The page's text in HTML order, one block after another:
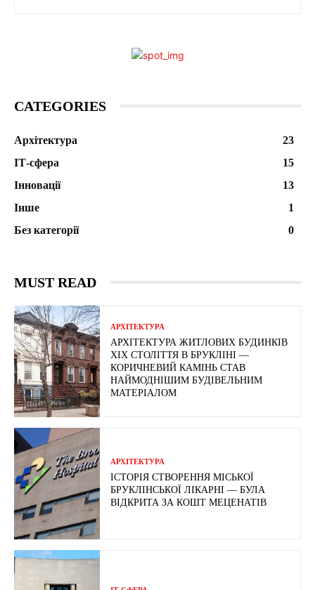
CATEGORIES
Архітектура
23
ІТ-сфера
15
Інновації
13
Інше
1
Без категорії
0
MUST READ
АРХІТЕКТУРА
АРХІТЕКТУРА ЖИТЛОВИХ БУДИНКІВ
ХІХ СТОЛІТТЯ В БРУКЛІНІ —
КОРИЧНЕВИЙ КАМІНЬ СТАВ
НАЙМОДНІШИМ БУДІВЕЛЬНИМ
МАТЕРІАЛОМ
АРХІТЕКТУРА
ІСТОРІЯ СТВОРЕННЯ МІСЬКОЇ
БРУКЛІНСЬКОЇ ЛІКАРНІ — БУЛА
ВІДКРИТА ЗА КОШТ МЕЦЕНАТІВ